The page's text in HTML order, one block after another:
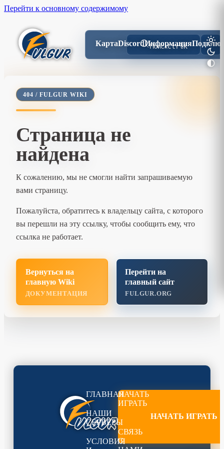
Перейти к основному содержимому
КартаDiscordИнформация
ПоискCtrlK
404 / FULGUR WIKI
Страница не
найдена
К сожалению, мы не смогли найти запрашиваемую
вами страницу.
Пожалуйста, обратитесь к владельцу сайта, с которого
вы перешли на эту ссылку, чтобы сообщить ему, что
ссылка не работает.
Вернуться на
главную Wiki
ДОКУМЕНТАЦИЯ
Перейти на
главный сайт
FULGUR.ORG
ГЛАВНАЯ
НАШИ
СЕРВЕРЫ
УСЛОВИЯ
НАЧАТЬ
ИГРАТЬ
СВЯЗЬ
С
НАЧАТЬ ИГРАТЬ